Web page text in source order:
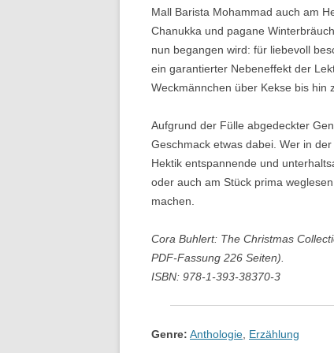
Mall Barista Mohammad auch am
Chanukka und pagane
nun begangen wird: für liebevoll
ein garantierter Nebeneffekt der
Weckmännchen über Kekse bis hin
Aufgrund der Fülle abgedeckter
Geschmack etwas dabei. Wer in
Hektik entspannende und
oder auch am Stück prima
machen.
Cora Buhlert: The Christmas
PDF-Fassung 226 Seiten).
ISBN: 978-1-393-38370-3
Genre: Anthologie Erzählung